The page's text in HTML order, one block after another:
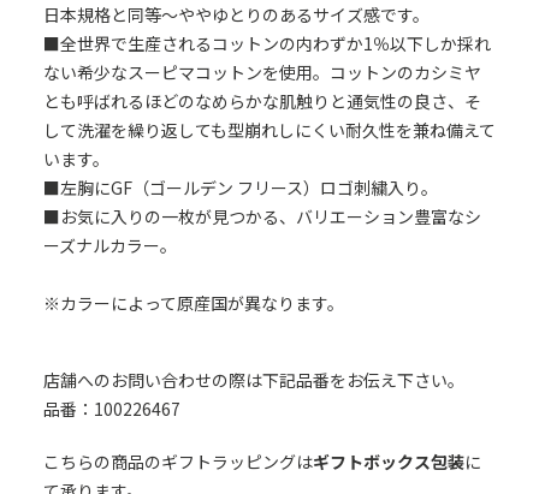
日本規格と同等～ややゆとりのあるサイズ感です。
■全世界で生産されるコットンの内わずか1％以下しか採れ
ない希少なスーピマコットンを使用。コットンのカシミヤ
とも呼ばれるほどのなめらかな肌触りと通気性の良さ、そ
して洗濯を繰り返しても型崩れしにくい耐久性を兼ね備えて
います。
■左胸にGF（ゴールデン フリース）ロゴ刺繍入り。
■お気に入りの一枚が見つかる、バリエーション豊富なシ
ーズナルカラー。
※カラーによって原産国が異なります。
店舗へのお問い合わせの際は下記品番をお伝え下さい。
品番：100226467
こちらの商品のギフトラッピングはギフトボックス包装に